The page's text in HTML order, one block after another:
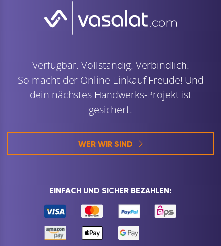
Verfügbar. Vollständig. Verbindlich.
So macht der Online-Einkauf Freude! Und
dein nächstes Handwerks-Projekt ist
gesichert.
WER WIR SIND
EINFACH UND SICHER BEZAHLEN: